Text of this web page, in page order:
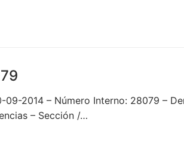
2014 – Número Interno: 28079 –
– Sección /…